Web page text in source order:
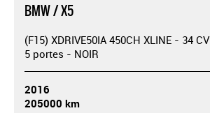
BMW / X5
(F15) XDRIVE50IA 450CH XLINE - 34 CV
5 portes - NOIR
2016
205000 km